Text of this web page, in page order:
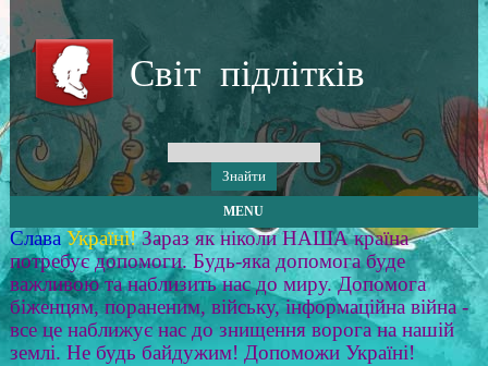
Світ підлітків
MENU
Слава Україні! Зараз як ніколи НАША країна
потребує допомоги. Будь-яка допомога буде
важливою та наблизить нас до миру. Допомога
біженцям, пораненим, війську, інформаційна війна -
все це наближує нас до знищення ворога на нашій
землі. Не будь байдужим! Допоможи Україні!